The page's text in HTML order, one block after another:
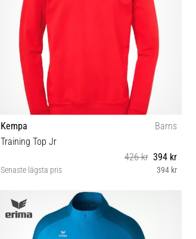
Kempa
Barns
Training Top Jr
426 kr 394 kr
Senaste lägsta pris 394 kr
116